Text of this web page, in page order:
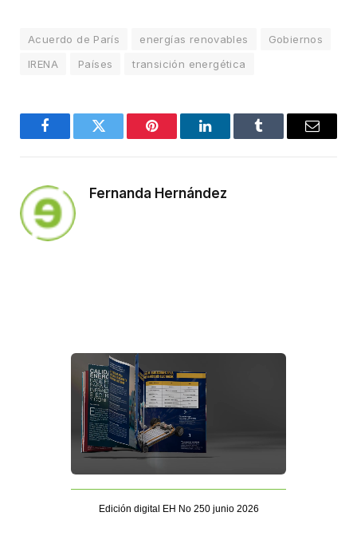
Acuerdo de París energías renovables
Gobiernos
IRENA
Países transición energética
FacebookTwitter Pinterest LinkedInTumblr Email
Fernanda Hernández
Edición digital EH No 250 junio 2026